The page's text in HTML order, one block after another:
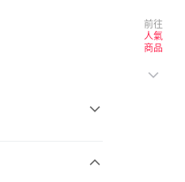
前往
人氣
商品